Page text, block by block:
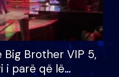
Big Brother VIP 5,
i parë që lë